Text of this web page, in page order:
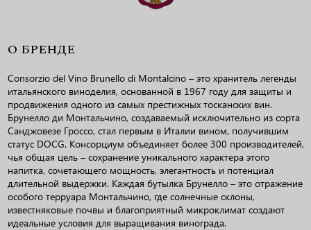
О БРЕНДЕ
Consorzio del Vino Brunello di Montalcino – это хранитель легенды
итальянского виноделия, основанной в 1967 году для защиты и
продвижения одного из самых престижных тосканских вин.
Брунелло ди Монтальчино, создаваемый исключительно из сорта
Санджовезе Гроссо, стал первым в Италии вином, получившим
статус DOCG. Консорциум объединяет более 300 производителей,
чья общая цель – сохранение уникального характера этого
напитка, сочетающего мощность, элегантность и потенциал
длительной выдержки. Каждая бутылка Брунелло – это отражение
особого терруара Монтальчино, где солнечные склоны,
известняковые почвы и благоприятный микроклимат создают
идеальные условия для выращивания винограда.